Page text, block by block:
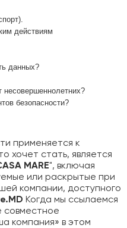
действиям
данных?
безопасности?
применяется к
хочет стать, является
MARE", включая
или раскрытые при
компании, доступного
Когда мы ссылаемся
совместное
компания» в этом